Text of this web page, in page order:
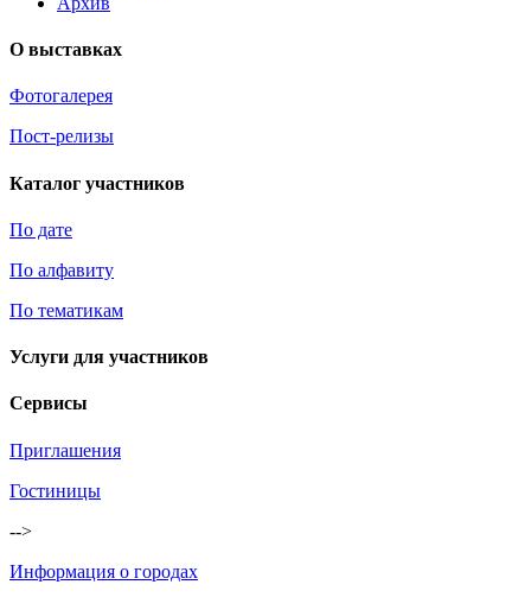
О выставках
Фотогалерея
Пост-релизы
Каталог участников
По дате
По алфавиту
По тематикам
Услуги для участников
Сервисы
Приглашения
Гостиницы
-->
Информация о городах